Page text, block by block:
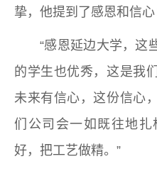
挚，他提到了感恩和信心
“感恩延边大学，这
的学生也优秀，这是我
未来有信心，这份信心
们公司会一如既往地
好，把工艺做精。”